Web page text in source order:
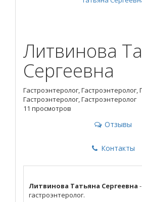
Литвинова
Сергеевна
Гастроэнтеролог, Гастроэнтеролог,
Гастроэнтеролог, Гастроэнтеролог
11 просмотров
Отзывы
Контакты
Литвинова Татьяна Сергеевна
гастроэнтеролог.